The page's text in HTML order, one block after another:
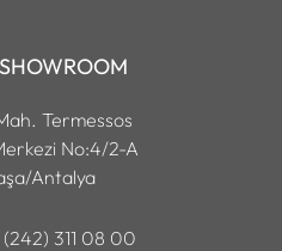
Termessos
No:4/2-A
Antalya
311 08 00